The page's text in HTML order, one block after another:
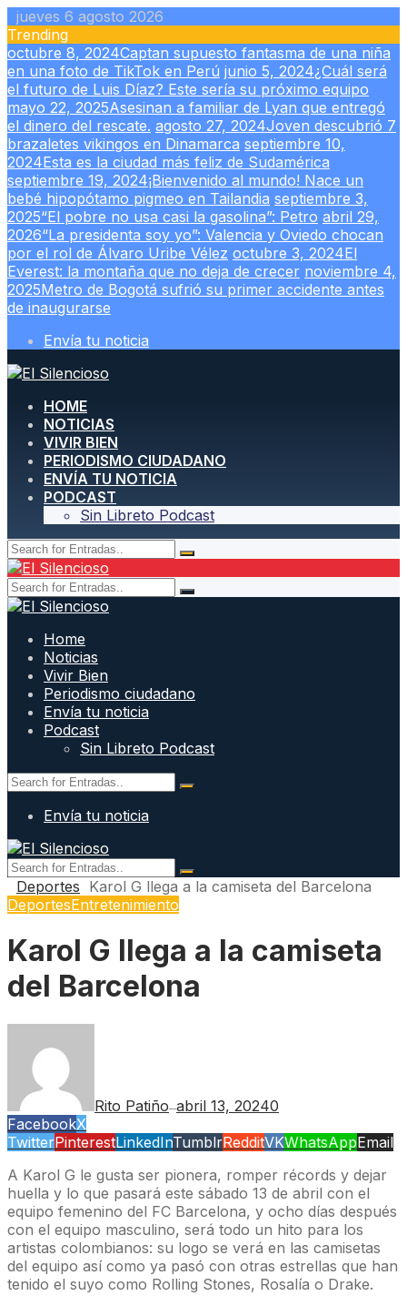
Skip
to
content
jueves 6 agosto 2026
Trending
octubre 8, 2024Captan supuesto fantasma de una niña
en una foto de TikTok en Perú junio 5, 2024¿Cuál será
el futuro de Luis Díaz? Este sería su próximo equipo
mayo 22, 2025Asesinan a familiar de Lyan que entregó
el dinero del rescate. agosto 27, 2024Joven descubrió 7
brazaletes vikingos en Dinamarca septiembre 10,
2024Esta es la ciudad más feliz de Sudamérica
septiembre 19, 2024¡Bienvenido al mundo! Nace un
bebé hipopótamo pigmeo en Tailandia septiembre 3,
2025“El pobre no usa casi la gasolina”: Petro abril 29,
2026“La presidenta soy yo”: Valencia y Oviedo chocan
por el rol de Álvaro Uribe Vélez octubre 3, 2024El
Everest: la montaña que no deja de crecer noviembre 4,
2025Metro de Bogotá sufrió su primer accidente antes
de inaugurarse
Envía tu noticia
HOME
NOTICIAS
VIVIR BIEN
PERIODISMO CIUDADANO
ENVÍA TU NOTICIA
PODCAST
Sin Libreto Podcast
Home
Noticias
Vivir Bien
Periodismo ciudadano
Envía tu noticia
Podcast
Sin Libreto Podcast
Envía tu noticia
Deportes Karol G llega a la camiseta del Barcelona
DeportesEntretenimiento
Karol G llega a la camiseta
del Barcelona
Rito Patiño—abril 13, 20240
FacebookX
TwitterPinterestLinkedInTumblrRedditVKWhatsAppEmail
A Karol G le gusta ser pionera, romper récords y dejar
huella y lo que pasará este sábado 13 de abril con el
equipo femenino del FC Barcelona, y ocho días después
con el equipo masculino, será todo un hito para los
artistas colombianos: su logo se verá en las camisetas
del equipo así como ya pasó con otras estrellas que han
tenido el suyo como Rolling Stones, Rosalía o Drake.